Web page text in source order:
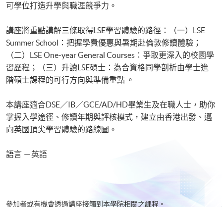
可學位打造升學與職涯競爭力。
講座將重點講解三條取得LSE學習體驗的路徑：（一）LSE
Summer School：把握學費優惠與暑期赴倫敦修讀體驗；
（二）LSE One‑year General Courses：爭取更深入的校園學
習歷程；（三）升讀LSE碩士：為合資格同學剖析由學士進
階碩士課程的可行方向與準備重點 。
本講座適合DSE／IB／GCE/AD/HD畢業生及在職人士，助你
掌握入學途徑、修讀年期與評核模式，建立由香港出發、邁
向英國頂尖學習體驗的路線圖。
語言 －英語
參加者或有機會透過講座接觸到本學院相關之課程。